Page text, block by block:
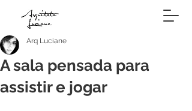
A sala pensada para
assistir e jogar
Arq Luciane